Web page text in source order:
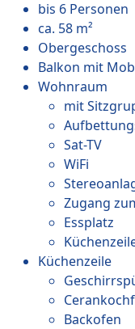
bis 6 Personen
ca. 58 m²
Obergeschoss
Balkon mit
Wohnraum
mit
Sat-TV
WiFi
Zugang
Essplatz
Küchenzeile
Backofen